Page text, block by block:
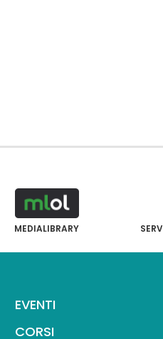
MEDIALIBRARY
EVENTI
CORSI